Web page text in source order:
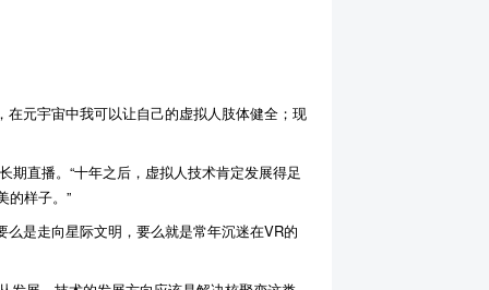
在元宇宙中我可以让自己的虚拟人肢体健全；现
期直播。“十年之后，虚拟人技术肯定发展得足
的样子。”
么是走向星际文明，要么就是常年沉迷在VR的